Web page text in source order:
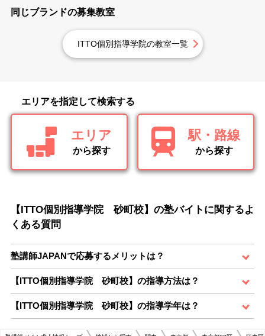
同じブランドの募集教室
ITTO個別指導学院の教室一覧
エリアを指定して検索する
エリア
から探す
駅・路線
から探す
【ITTO個別指導学院 砂町校】の塾バイトに関するよ
くある質問
塾講師JAPANで応募するメリットは？
【ITTO個別指導学院 砂町校】の指導方法は？
【ITTO個別指導学院 砂町校】の指導学年は？